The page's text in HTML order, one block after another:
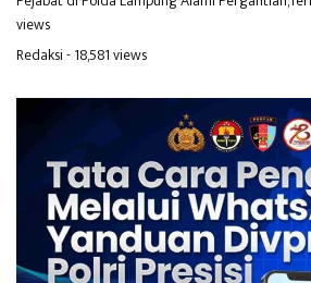
views
Redaksi- 18,581 views